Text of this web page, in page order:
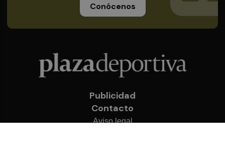
Conócenos
Publicidad
Contacto
Aviso legal